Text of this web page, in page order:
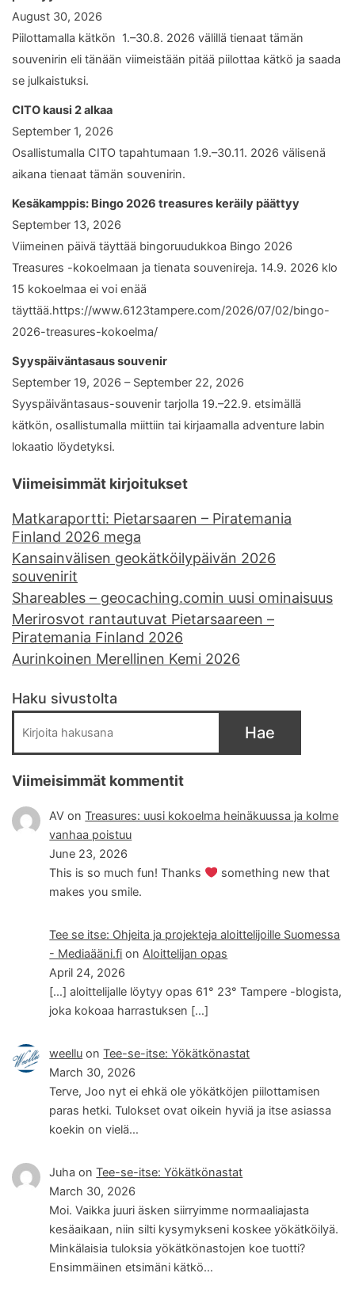
August 30, 2026
Piilottamalla kätkön 1.–30.8. 2026 välillä tienaat tämän
souvenirin eli tänään viimeistään pitää piilottaa kätkö ja saada
se julkaistuksi.
CITO kausi 2 alkaa
September 1, 2026
Osallistumalla CITO tapahtumaan 1.9.–30.11. 2026 välisenä
aikana tienaat tämän souvenirin.
Kesäkamppis: Bingo 2026 treasures keräily päättyy
September 13, 2026
Viimeinen päivä täyttää bingoruudukkoa Bingo 2026
Treasures -kokoelmaan ja tienata souvenireja. 14.9. 2026 klo
15 kokoelmaa ei voi enää
täyttää.https://www.6123tampere.com/2026/07/02/bingo-
2026-treasures-kokoelma/
Syyspäiväntasaus souvenir
September 19, 2026 – September 22, 2026
Syyspäiväntasaus-souvenir tarjolla 19.–22.9. etsimällä
kätkön, osallistumalla miittiin tai kirjaamalla adventure labin
lokaatio löydetyksi.
Viimeisimmät kirjoitukset
Matkaraportti: Pietarsaaren – Piratemania
Finland 2026 mega
Kansainvälisen geokätköilypäivän 2026
souvenirit
Shareables – geocaching.comin uusi ominaisuus
Merirosvot rantautuvat Pietarsaareen –
Piratemania Finland 2026
Aurinkoinen Merellinen Kemi 2026
Haku sivustolta
Hae
Viimeisimmät kommentit
AV onTreasures: uusi kokoelma heinäkuussa ja kolme
vanhaa poistuu
June 23, 2026
This is so much fun! Thanks
something new that
makes you smile.
Tee se itse: Ohjeita ja projekteja aloittelijoille Suomessa
- Mediaääni.fi onAloittelijan opas
April 24, 2026
[…] aloittelijalle löytyy opas 61° 23° Tampere -blogista,
joka kokoaa harrastuksen […]
weellu onTee-se-itse: Yökätkönastat
March 30, 2026
Terve, Joo nyt ei ehkä ole yökätköjen piilottamisen
paras hetki. Tulokset ovat oikein hyviä ja itse asiassa
koekin on vielä…
Juha onTee-se-itse: Yökätkönastat
March 30, 2026
Moi. Vaikka juuri äsken siirryimme normaaliajasta
kesäaikaan, niin silti kysymykseni koskee yökätköilyä.
Minkälaisia tuloksia yökätkönastojen koe tuotti?
Ensimmäinen etsimäni kätkö…